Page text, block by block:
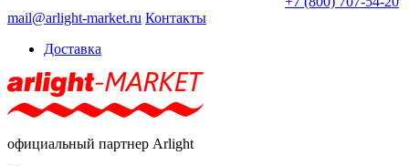
mail@arlight-market.ru Контакты
Доставка
официальный партнер Arlight